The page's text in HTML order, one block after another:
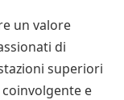
un valore
di
superiori
e